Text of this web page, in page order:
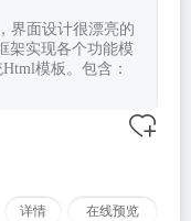
界面设计很漂亮的
架实现各个功能模
模板。包含：
详情 在线预览